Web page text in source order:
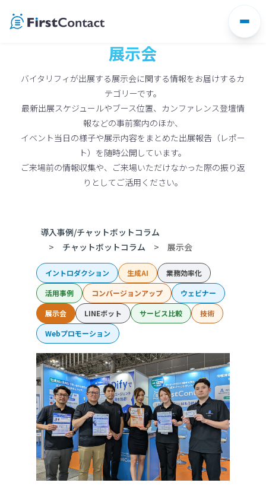
展示会
バイタリフィが出展する展示会に関する情報をお届けするカ
テゴリーです。
最新出展スケジュールやブース位置、カンファレンス登壇情
報などの事前案内のほか、
イベント当日の様子や展示内容をまとめた出展報告（レポー
ト）を随時公開しています。
ご来場前の情報収集や、ご来場いただけなかった際の振り返
りとしてご活用ください。
導入事例/チャットボットコラム
チャットボットコラム
展示会
イントロダクション 生成AI
業務効率化
活用事例
コンバージョンアップ
ウェビナー
展示会
LINEボット サービス比較
技術
Webプロモーション